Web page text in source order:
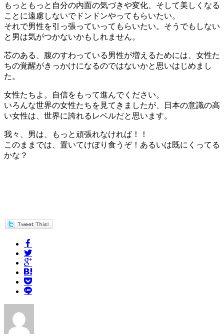
もっともっと自分の内面の気づきや変化、そして美しくなる
ことに遠慮しないでドンドンやってもらいたい。
それで男性を引っ張っていってもらいたい。そうでもしない
と男は気がつかないかもしれません。
芯のある、腹のすわっている男性が増えるためには、女性た
ちの覚醒がきっかけになるのではないかと思いはじめまし
た。
女性たちよ。自信をもって進んでください。
いろんな世界の女性たちを見てきましたが、日本の意識の高
い女性は、世界に誇れるレベルだと思います。
我々、男は、もっと頑張れなければ！！
このままでは、置いてけぼり食うぞ！あるいは既にくってる
かな？